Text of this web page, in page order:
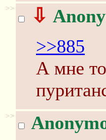
>> ⇩
>>885
А мне
>>